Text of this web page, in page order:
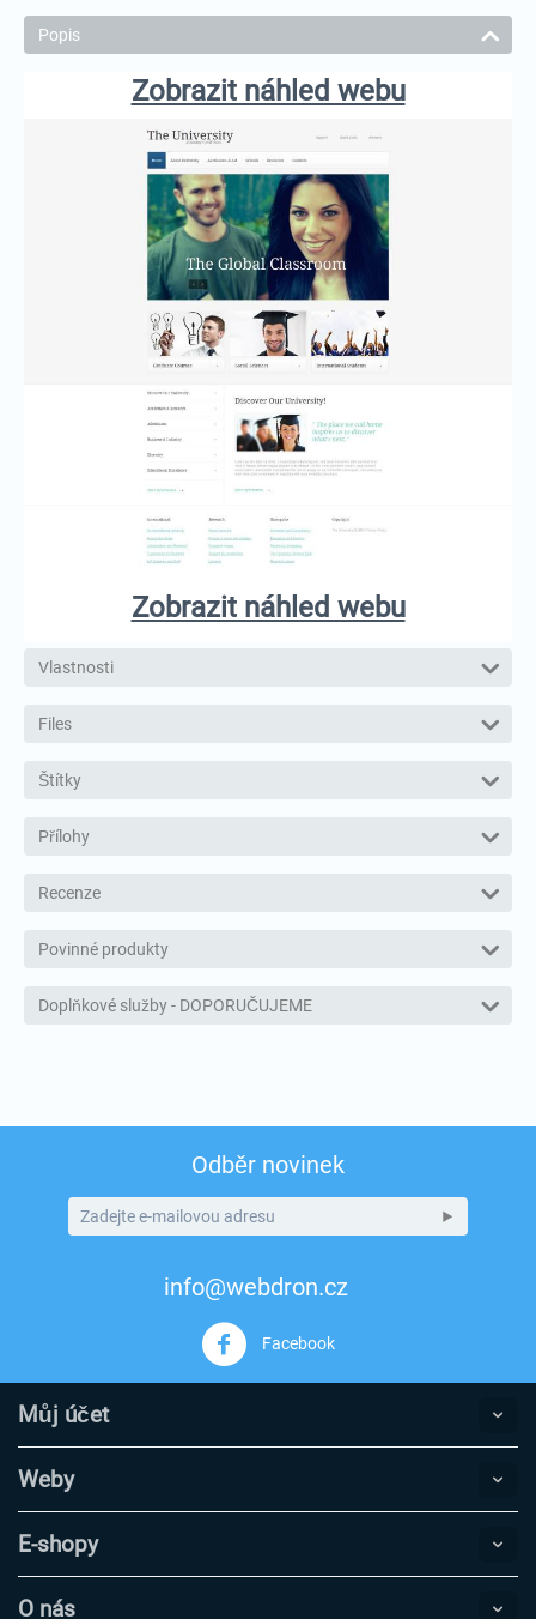
Popis
Zobrazit náhled webu
Zobrazit náhled webu
Vlastnosti
Files
Štítky
Přílohy
Recenze
Povinné produkty
Doplňkové služby - DOPORUČUJEME
Odběr novinek
info@webdron.cz
Facebook
Můj účet
Weby
E-shopy
O nás